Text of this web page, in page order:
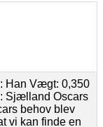
Han Vægt: 0,350
Sjælland Oscars
behov blev
vi kan finde en